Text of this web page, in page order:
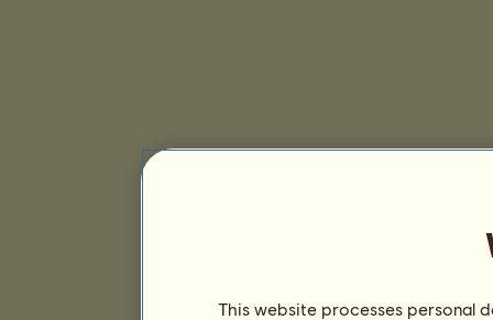
This website processes personal